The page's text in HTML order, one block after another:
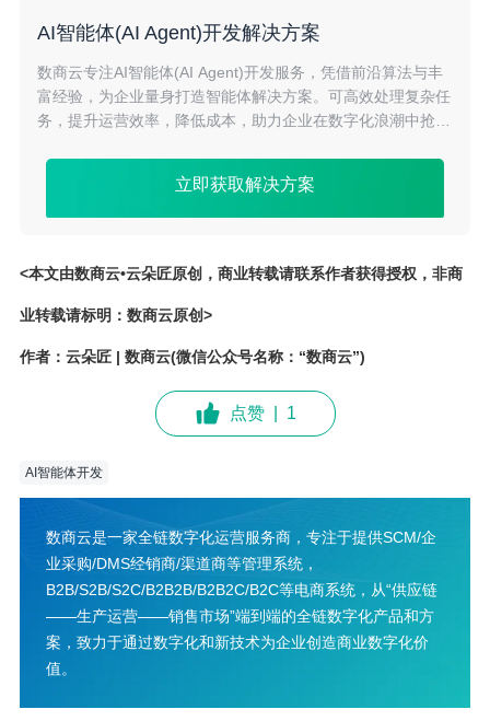
AI智能体(AI Agent)开发解决方案
数商云专注AI智能体(AI Agent)开发服务，凭借前沿算法与丰
富经验，为企业量身打造智能体解决方案。可高效处理复杂任
务，提升运营效率，降低成本，助力企业在数字化浪潮中抢占
立即获取解决方案
<本文由数商云•云朵匠原创，商业转载请联系作者获得授权，非商
业转载请标明：数商云原创>
作者：云朵匠 | 数商云(微信公众号名称：“数商云”)
点赞 1
AI智能体开发
数商云是一家全链数字化运营服务商，专注于提供SCM/企
业采购/DMS经销商/渠道商等管理系统，
B2B/S2B/S2C/B2B2B/B2B2C/B2C等电商系统，从“供应链
——生产运营——销售市场”端到端的全链数字化产品和方
案，致力于通过数字化和新技术为企业创造商业数字化价
值。